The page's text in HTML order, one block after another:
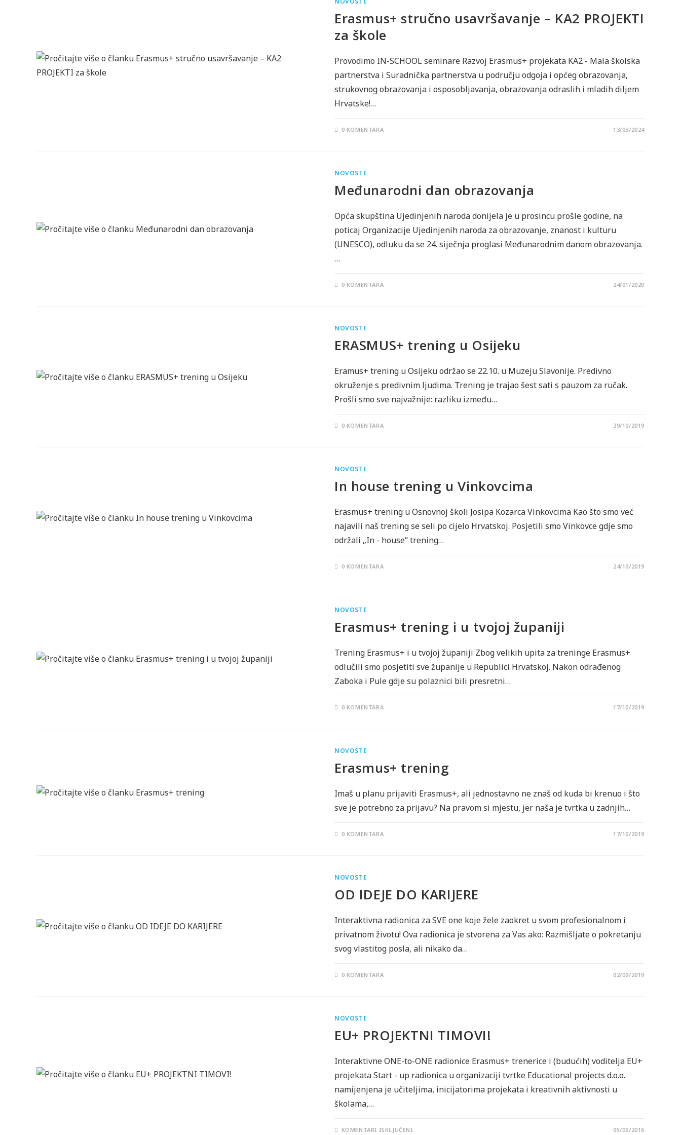
Erasmus+ stručno usavršavanje – KA2 PROJEKTI
za škole
Provodimo IN-SCHOOL seminare Razvoj Erasmus+ projekata KA2 - Mala školska
partnerstva i Suradnička partnerstva u području odgoja i općeg obrazovanja,
strukovnog obrazovanja i osposobljavanja, obrazovanja odraslih i mladih diljem
Hrvatske!…
0 KOMENTARA 13/03/2024
NOVOSTI
Međunarodni dan obrazovanja
Opća skupština Ujedinjenih naroda donijela je u prosincu prošle godine, na
poticaj Organizacije Ujedinjenih naroda za obrazovanje, znanost i kulturu
(UNESCO), odluku da se 24. siječnja proglasi Međunarodnim danom obrazovanja.
…
0 KOMENTARA 24/01/2020
NOVOSTI
ERASMUS+ trening u Osijeku
Eramus+ trening u Osijeku održao se 22.10. u Muzeju Slavonije. Predivno
okruženje s predivnim ljudima. Trening je trajao šest sati s pauzom za ručak.
Prošli smo sve najvažnije: razliku između…
0 KOMENTARA 29/10/2019
NOVOSTI
In house trening u Vinkovcima
Erasmus+ trening u Osnovnoj školi Josipa Kozarca Vinkovcima Kao što smo već
najavili naš trening se seli po cijelo Hrvatskoj. Posjetili smo Vinkovce gdje smo
održali „In - house“ trening…
0 KOMENTARA 24/10/2019
NOVOSTI
Erasmus+ trening i u tvojoj županiji
Trening Erasmus+ i u tvojoj županiji Zbog velikih upita za treninge Erasmus+
odlučili smo posjetiti sve županije u Republici Hrvatskoj. Nakon odrađenog
Zaboka i Pule gdje su polaznici bili presretni…
0 KOMENTARA 17/10/2019
NOVOSTI
Erasmus+ trening
Imaš u planu prijaviti Erasmus+, ali jednostavno ne znaš od kuda bi krenuo i što
sve je potrebno za prijavu? Na pravom si mjestu, jer naša je tvrtka u zadnjih…
0 KOMENTARA 17/10/2019
NOVOSTI
OD IDEJE DO KARIJERE
Interaktivna radionica za SVE one koje žele zaokret u svom profesionalnom i
privatnom životu! Ova radionica je stvorena za Vas ako: Razmišljate o pokretanju
svog vlastitog posla, ali nikako da…
0 KOMENTARA 02/09/2019
NOVOSTI
EU+ PROJEKTNI TIMOVI!
Interaktivne ONE-to-ONE radionice Erasmus+ trenerice i (budućih) voditelja EU+
projekata Start - up radionica u organizaciji tvrtke Educational projects d.o.o.
namijenjena je učiteljima, inicijatorima projekata i kreativnih aktivnosti u
školama,…
KOMENTARI ISKLJUČENIZA 05/06/2016